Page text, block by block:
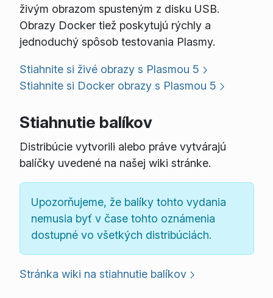
živým obrazom spusteným z disku USB.
Obrazy Docker tiež poskytujú rýchly a
jednoduchý spôsob testovania Plasmy.
Stiahnite si živé obrazy s Plasmou 5
Stiahnite si Docker obrazy s Plasmou 5
Stiahnutie balíkov
Distribúcie vytvorili alebo práve vytvárajú
balíčky uvedené na našej wiki stránke.
Upozorňujeme, že balíky tohto vydania
nemusia byť v čase tohto oznámenia
dostupné vo všetkých distribúciách.
Stránka wiki na stiahnutie balíkov